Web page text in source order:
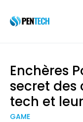
Enchères
secret
tech et
GAME